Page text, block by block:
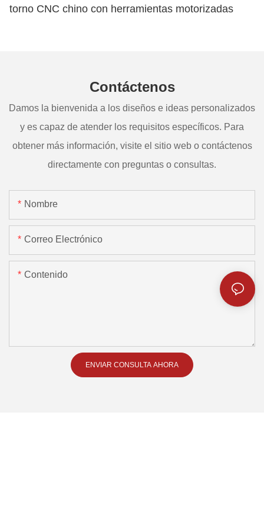
torno CNC chino con herramientas motorizadas
Contáctenos
Damos la bienvenida a los diseños e ideas personalizados
y es capaz de atender los requisitos específicos. Para
obtener más información, visite el sitio web o contáctenos
directamente con preguntas o consultas.
Nombre
Correo Electrónico
Contenido
ENVIAR CONSULTA AHORA